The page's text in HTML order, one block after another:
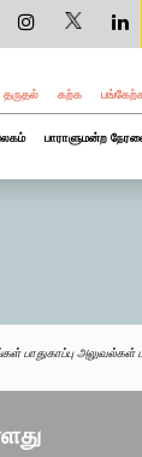
தருதல் கற்க
பாராளுமன்ற
பாதுகாப்பு அலுவல்கள்